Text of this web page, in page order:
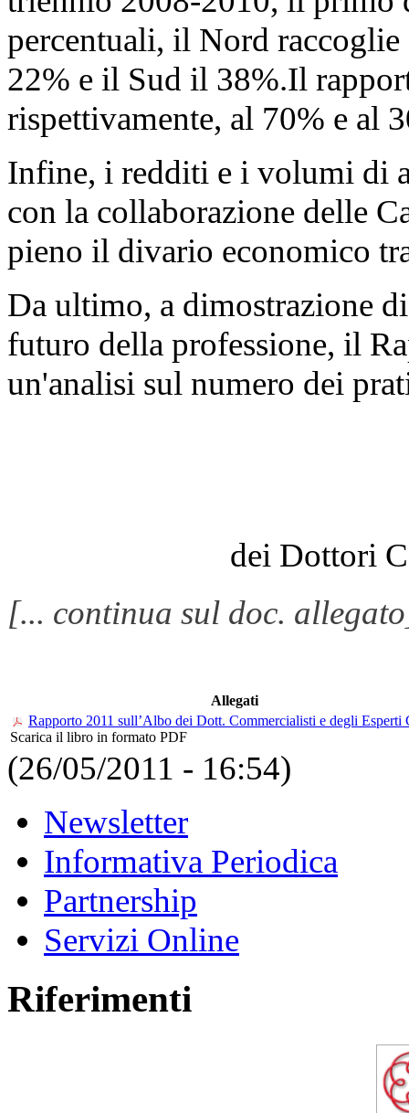
percentuali, il Nord
22% e il Sud il 38%.Il
rispettivamente, al 70% e al
Infine, i redditi e i volumi di
con la collaborazione delle
pieno il divario economico
Da ultimo, a dimostrazione
futuro della professione, il
un'analisi sul numero dei
dei Dottori
[... continua sul doc.
Allegati
Rapporto 2011 sull’Albo dei Dott. Commercialisti e degli Esperti
Scarica il libro in formato PDF
(26/05/2011 - 16:54)
Newsletter
Informativa Periodica
Partnership
Servizi Online
Riferimenti